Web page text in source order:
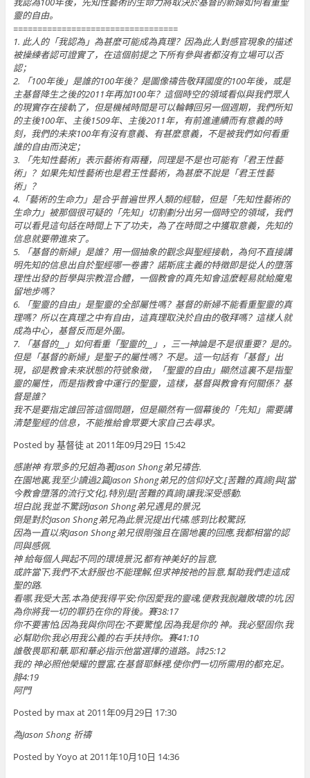
靈的自由。
==================================
1. 此人的「我認為」為甚麼可能成為真理？因為此人對感官現象的描述
被操練者認可證實了，在這個前提之下所有參與者都沒有立場可以否
認；
2. 「100年後」是誰的100年後？是圖像禱告敬拜國度的100年後，或是
主基督降生之後的2011年再加100年？這個時空的領域看似與我們眾人
的現實存在接軌了，但是機械時間是可以輪轉回另一個週期，我們所知
的主後100年、主後1509年、主後2011年，有前進連續而有意義的時
刻，我們的未來100年有沒有意義、有甚麼意義，不是被我們如何看重
誰的自由而決定；
3. 「先知性藝術」表示藝術有兩種，同理是不是也可能有「君王性藝
術」？如果先知性藝術也是君王性藝術，為甚麼不說是「君王性藝
術」？
4.「藝術的生命力」是合乎普遍世界人類的經驗，但是「先知性藝術的
生命力」被那個很可疑的「先知」切割劃分出另一個時空的領域，我們
可以看見這句話在時間上下了功夫，為了在時間之中獲取意義，先知的
信息就要帶進來了。
5. 「基督的新婦」是誰？用一個抽象的觀念與聖經接軌，為何不直接講
明先知的信息出自於聖經哪一卷書？諾斯底主義的特徵即是從人的墮落
理性出發的哲學與宗教混合體，一個教會的真先知會這麼輕易就給魔鬼
留地步嗎？
6. 「聖靈的自由」是聖靈的全部屬性嗎？基督的新婦不能看重聖靈的真
理嗎？所以在真理之中有自由，這真理取決於自由的敬拜嗎？這樣人就
成為中心，基督反而是外圍。
7. 「基督的__」如何看重「聖靈的__」，三一神論是不是很重要？是的。
但是「基督的新婦」是聖子的屬性嗎？不是。這一句話有「基督」出
現，卻是教會未來狀態的符號象徵，「聖靈的自由」顯然這裏不是指聖
靈的屬性，而是指教會中運行的聖靈，這樣，基督與教會有何關係？基
督是誰？
我不是要指定誰回答這個問題，但是顯然有一個幕後的「先知」需要講
清楚聖經的信息，不能推給會眾要大家自己去尋求。
Posted by 基督徒 at 2011年09月29日 15:42
感謝神 有眾多的兄姐為著Jason Shong弟兄禱告.
在園地裏,我至少讀過2篇Jason Shong弟兄的信仰好文.[苦難的真諦]與[當
今教會墮落的流行文化],特別是[苦難的真諦]讓我深受感動.
坦白說,我並不驚訝Jason Shong弟兄遇見的景況,
倒是對於Jason Shong弟兄為此景況提出代禱,感到比較驚訝,
因為一直以來Jason Shong弟兄很剛強且在園地裏的回應,我都相當的認
同與感佩.
神 給每個人興起不同的環境景況,都有神美好的旨意,
或許當下,我們不太舒服也不能理解,但求神按祂的旨意,幫助我們走這成
聖的路.
看哪,我受大苦,本為使我得平安;你因愛我的靈魂,便救我脫離敗壞的坑,因
為你將我一切的罪扔在你的背後。賽38:17
你不要害怕,因為我與你同在;不要驚惶,因為我是你的 神。我必堅固你,我
必幫助你;我必用我公義的右手扶持你。賽41:10
誰敬畏耶和華,耶和華必指示他當選擇的道路。詩25:12
我的 神必照他榮耀的豐富,在基督耶穌裡,使你們一切所需用的都充足。
腓4:19
阿門
Posted by max at 2011年09月29日 17:30
為Jason Shong 祈禱
Posted by Yoyo at 2011年10月10日 14:36